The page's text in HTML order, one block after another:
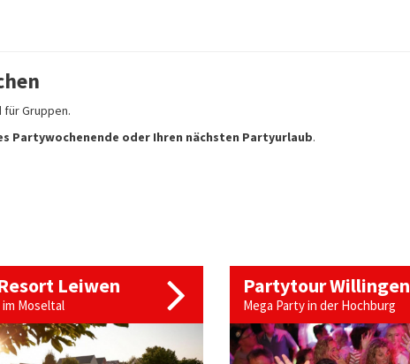
für Gruppen.
Partywochenende oder Ihren nächsten Partyurlaub.
Leiwen
Moseltal
Partytour Willingen
Mega Party in der Hochburg